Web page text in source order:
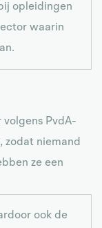
opleidingen
waarin
volgens PvdA-
zodat niemand
ze een
ook de